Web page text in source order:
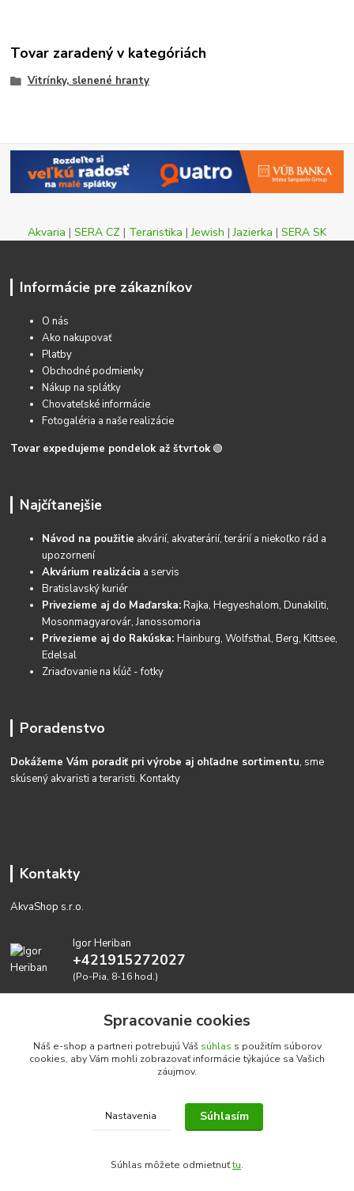
Tovar zaradený v kategóriách
Vitrínky, slenené hranty
Akvaria | SERA CZ | Teraristika |Jewish |Jazierka | SERA SK
Informácie pre zákazníkov
O nás
Ako nakupovať
Platby
Obchodné podmienky
Nákup na splátky
Chovateľské informácie
Fotogaléria a naše realizácie
Tovar expedujeme pondelok až štvrtok 🟢
Najčítanejšie
Návod na použitie akvárií, akvaterárií, terárií a niekoľko rád a
upozornení
Akvárium realizácia a servis
Bratislavský kuriér
Privezieme aj do Maďarska:Rajka, Hegyeshalom, Dunakiliti,
Mosonmagyarovár, Janossomoria
Privezieme aj do Rakúska:Hainburg, Wolfsthal, Berg, Kittsee,
Edelsal
Zriaďovanie na kĺúč - fotky
Poradenstvo
Dokážeme Vám poradiť pri výrobe aj ohľadne sortimentu, sme
skúsený akvaristi a teraristi.Kontakty
Kontakty
AkvaShop s.r.o.
Igor Heriban
+421915272027
(Po-Pia, 8-16 hod.)
Realizujeme prírodné akvária: AkvaShop s.r.o. • IBAN:
SK3911000000002947087849
Spracovanie cookies
Náš e-shop a partneri potrebujú Váš súhlas s použitím súborov
cookies, aby Vám mohli zobrazovať informácie týkajúce sa Vašich
záujmov.
Nastavenia Súhlasím
Súhlas môžete odmietnuťtu.